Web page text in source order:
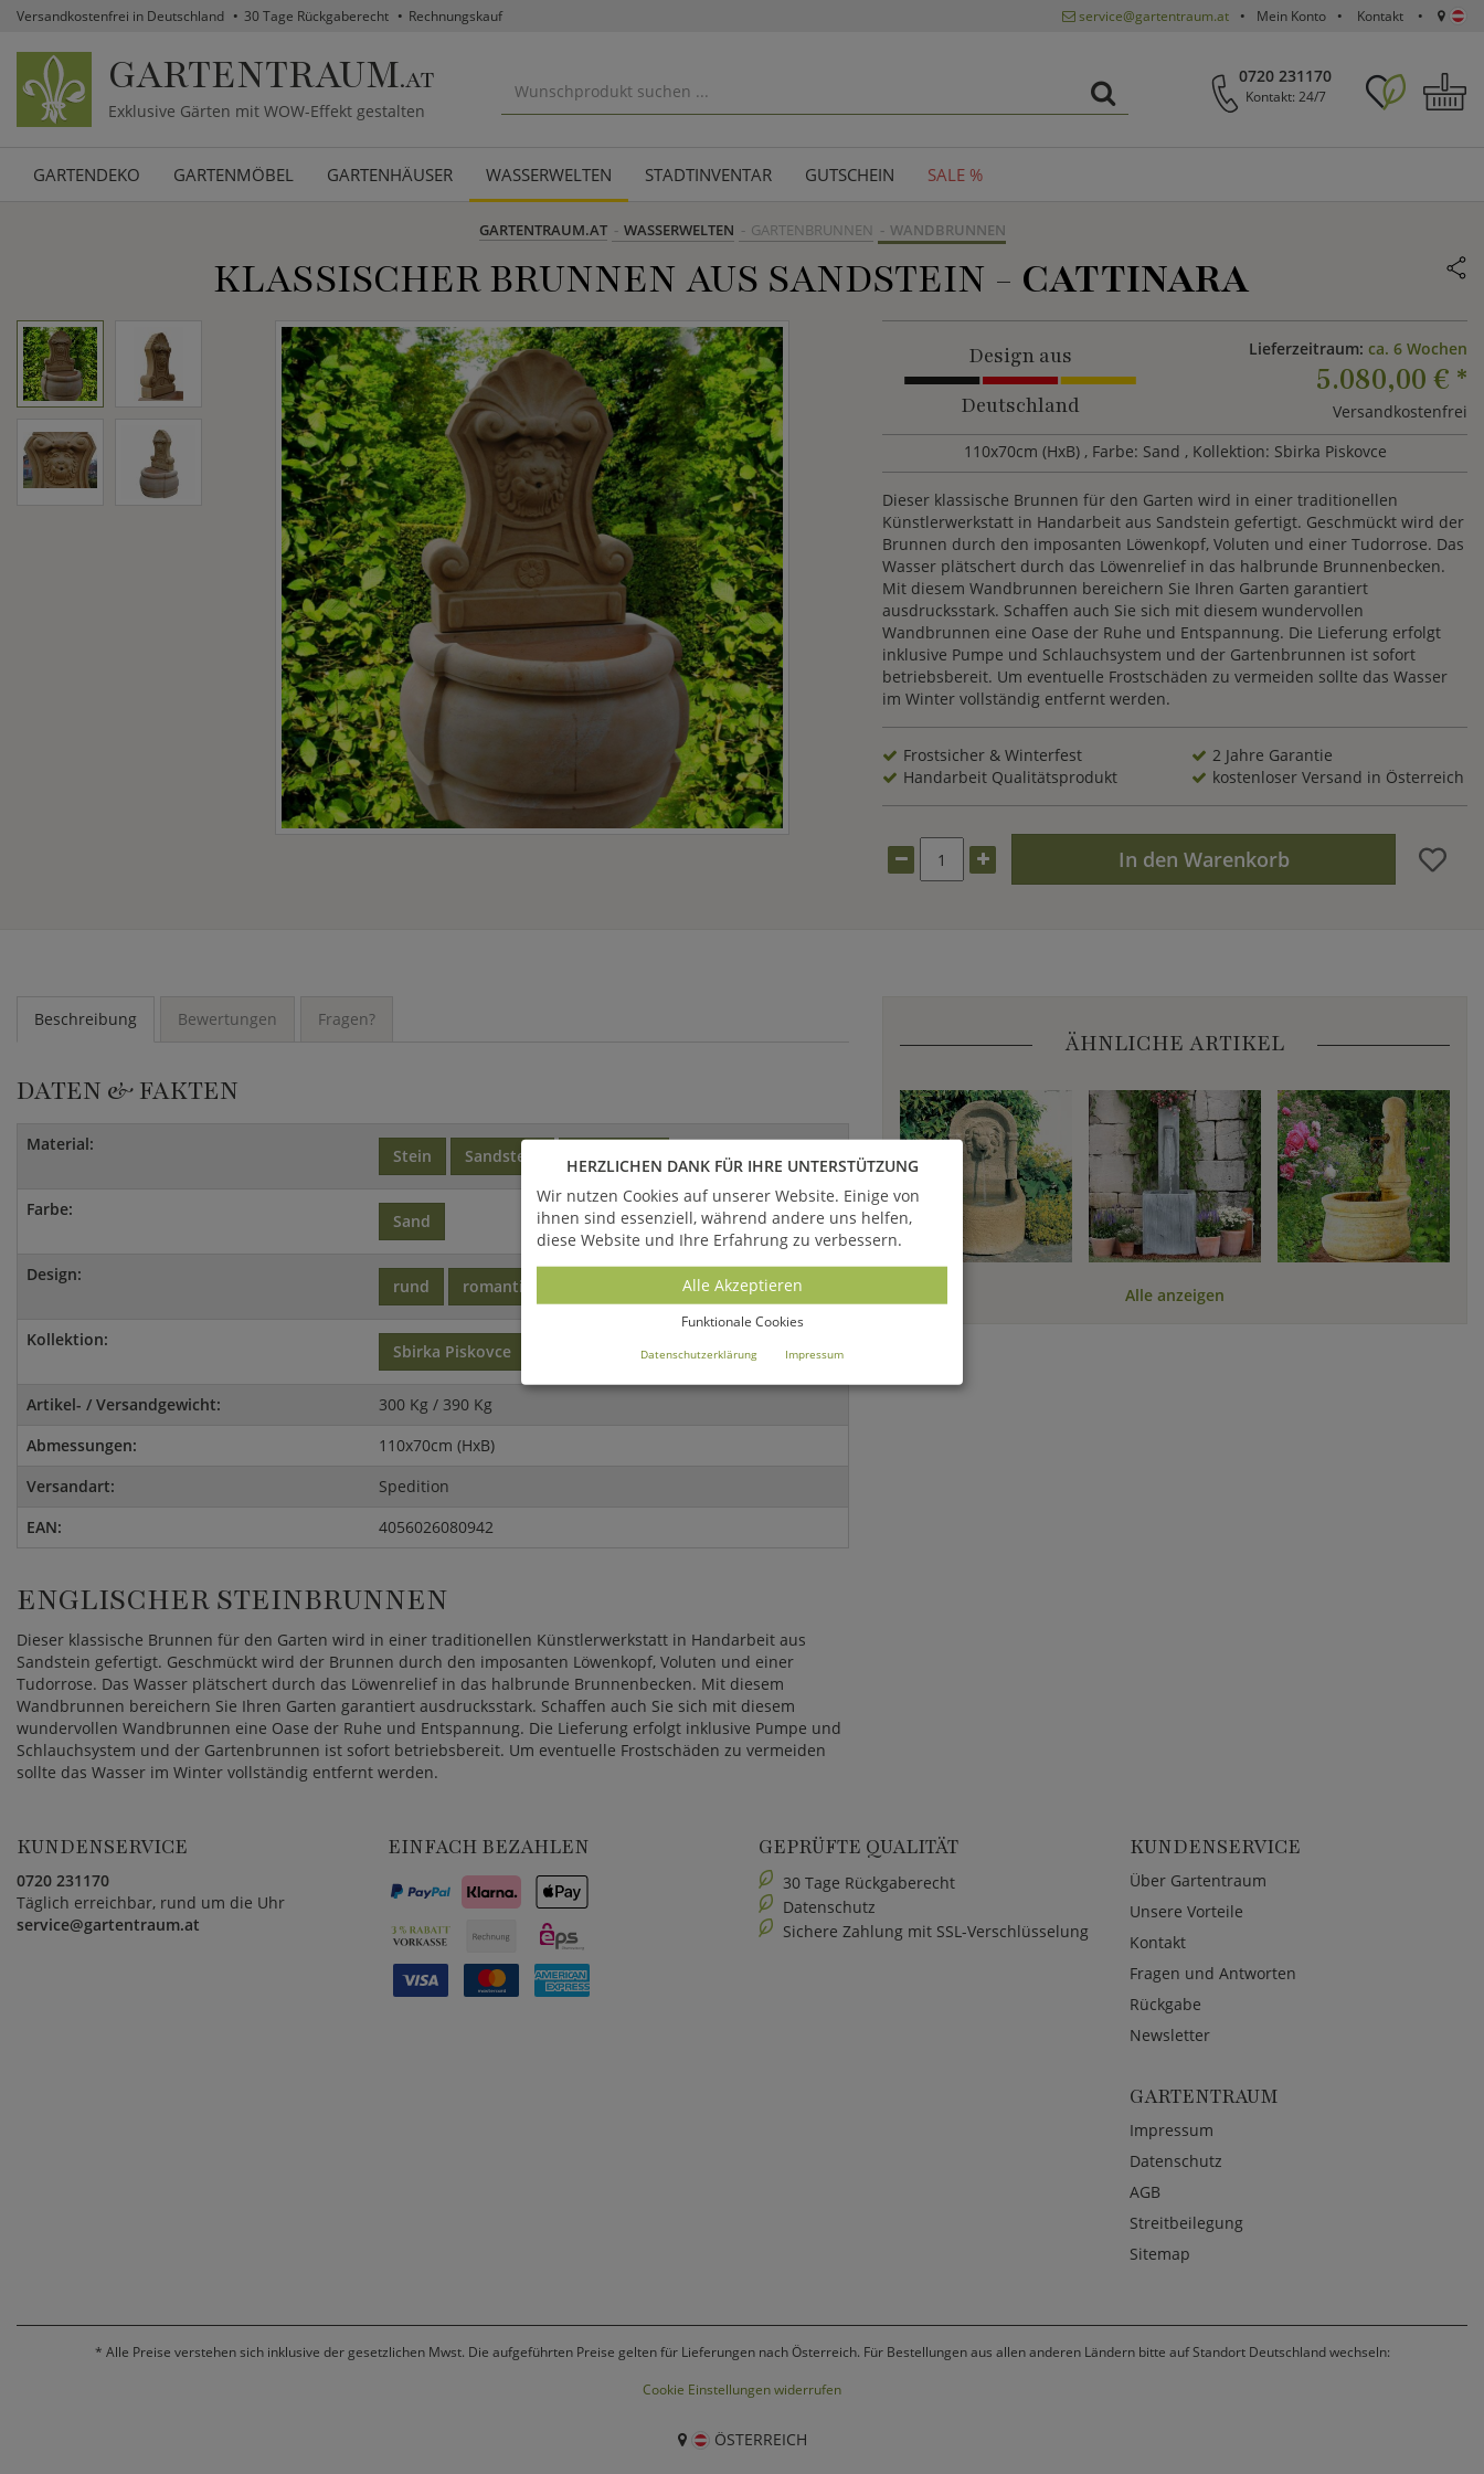
Versandkostenfrei in Deutschland 30 Tage Rückgaberecht Rechnungskauf service@gartentraum.at Mein Konto Kontakt
GARTENTRAUM.AT
Exklusive Gärten mit WOW-Effekt gestalten
0720 231170
Kontakt: 24/7
GARTENDEKO GARTENMÖBEL GARTENHÄUSER WASSERWELTEN STADTINVENTAR GUTSCHEIN SALE %
GARTENTRAUM.AT WASSERWELTEN GARTENBRUNNEN WANDBRUNNEN
KLASSISCHER BRUNNEN AUS SANDSTEIN - CATTINARA
Design aus
Deutschland
Lieferzeitraum: ca. 6 Wochen
5.080,00 € *
Versandkostenfrei
110x70cm (HxB) , Farbe: Sand , Kollektion: Sbirka Piskovce
Dieser klassische Brunnen für den Garten wird in einer traditionellen
Künstlerwerkstatt in Handarbeit aus Sandstein gefertigt. Geschmückt wird der
Brunnen durch den imposanten Löwenkopf, Voluten und einer Tudorrose. Das
Wasser plätschert durch das Löwenrelief in das halbrunde Brunnenbecken.
Mit diesem Wandbrunnen bereichern Sie Ihren Garten garantiert
ausdrucksstark. Schaffen auch Sie sich mit diesem wundervollen
Wandbrunnen eine Oase der Ruhe und Entspannung. Die Lieferung erfolgt
inklusive Pumpe und Schlauchsystem und der Gartenbrunnen ist sofort
betriebsbereit. Um eventuelle Frostschäden zu vermeiden sollte das Wasser
im Winter vollständig entfernt werden.
Frostsicher & Winterfest
2 Jahre Garantie
Handarbeit Qualitätsprodukt
kostenloser Versand in Österreich
In den Warenkorb
Beschreibung Bewertungen Fragen?
DATEN & FAKTEN
Material:
Stein Sandstein Naturstein
Farbe:
Sand
Design:
rund romantisch
Kollektion:
Sbirka Piskovce
Artikel- / Versandgewicht:
300 Kg / 390 Kg
Abmessungen:
110x70cm (HxB)
Versandart:
Spedition
EAN:
4056026080942
ENGLISCHER STEINBRUNNEN
Dieser klassische Brunnen für den Garten wird in einer traditionellen Künstlerwerkstatt in Handarbeit aus
Sandstein gefertigt. Geschmückt wird der Brunnen durch den imposanten Löwenkopf, Voluten und einer
Tudorrose. Das Wasser plätschert durch das Löwenrelief in das halbrunde Brunnenbecken. Mit diesem
Wandbrunnen bereichern Sie Ihren Garten garantiert ausdrucksstark. Schaffen auch Sie sich mit diesem
wundervollen Wandbrunnen eine Oase der Ruhe und Entspannung. Die Lieferung erfolgt inklusive Pumpe und
Schlauchsystem und der Gartenbrunnen ist sofort betriebsbereit. Um eventuelle Frostschäden zu vermeiden
sollte das Wasser im Winter vollständig entfernt werden.
ÄHNLICHE ARTIKEL
Alle anzeigen
KUNDENSERVICE
0720 231170
Täglich erreichbar, rund um die Uhr
service@gartentraum.at
EINFACH BEZAHLEN GEPRÜFTE QUALITÄT
30 Tage Rückgaberecht
Datenschutz
Sichere Zahlung mit SSL-Verschlüsselung
KUNDENSERVICE
Über Gartentraum
Unsere Vorteile
Kontakt
Fragen und Antworten
Rückgabe
Newsletter
GARTENTRAUM
Impressum
Datenschutz
AGB
Streitbeilegung
Sitemap
* Alle Preise verstehen sich inklusive der gesetzlichen Mwst. Die aufgeführten Preise gelten für Lieferungen nach Österreich. Für Bestellungen aus allen anderen Ländern bitte auf Standort Deutschland wechseln:
Cookie Einstellungen widerrufen
ÖSTERREICH
HERZLICHEN DANK FÜR IHRE UNTERSTÜTZUNG
Wir nutzen Cookies auf unserer Website. Einige von
ihnen sind essenziell, während andere uns helfen,
diese Website und Ihre Erfahrung zu verbessern.
Alle Akzeptieren
Funktionale Cookies
Datenschutzerklärung Impressum